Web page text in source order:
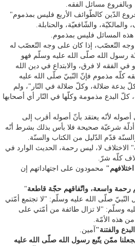
وبالفروع مسائل الفقه.
الدّين كالطّوائف الأربع فليس بمذموم"
والشّافعيّة، والحنابلة.
هذه المسائل فليس بمذموم.
وجه التّعصّب، إذا كان على وجه التّعصّب له
رسول الله صلّى الله عليه وسلّم فهو
الفقه لا فرق، والابتداع في دين الله
كلّه مذموم فإنّ النّبيّ صلّى الله عليه
ضلالة، وكلّ ضلالة في النّار"، ولم
كلّ البدع مذمومة وكلّها في النّار أي أصحابها
أصوله لأنّه يعتقد بأنّ أصوله أقرب إلى
شرعيّة صحيحة فلا بأس بذلك بشرط أنّه
قدّم الدّليل من الكتاب والسنّة.
" الاختلاف لا، ليس رحمة، الحديث الوارد في
كلّه شرّ.
محمودون على اجتهاداتهم إن
رحمة واسعة، واتّفاقهم حجّة قاطعة"
صلّى الله عليه وسلّم: "لا تجتمع أمّتي
وسلّم: "لا تزال طائفة من أمّتي على
من هذه الأمّة.
والفتنة" آمين.
ممّن يتّبع رسول الله صلّى الله عليه